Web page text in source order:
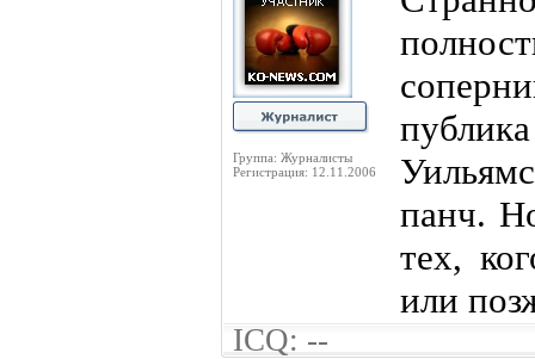
Группа: Журналисты
Регистрация: 12.11.2006
панч.
тех,
или
ICQ: --